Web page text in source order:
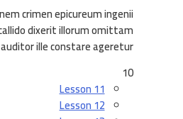
crimen epicureum ingenii
dixerit illorum omittam
ille constare ageretur
10
Lesson 11
Lesson 12